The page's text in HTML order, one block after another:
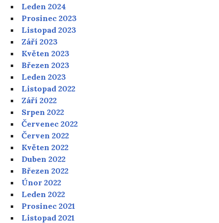
Leden 2024
Prosinec 2023
Listopad 2023
Září 2023
Květen 2023
Březen 2023
Leden 2023
Listopad 2022
Září 2022
Srpen 2022
Červenec 2022
Červen 2022
Květen 2022
Duben 2022
Březen 2022
Únor 2022
Leden 2022
Prosinec 2021
Listopad 2021